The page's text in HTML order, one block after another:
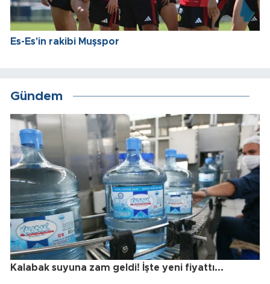
Es-Es'in rakibi Muşspor
Gündem
Kalabak suyuna zam geldi! İşte yeni fiyattı...